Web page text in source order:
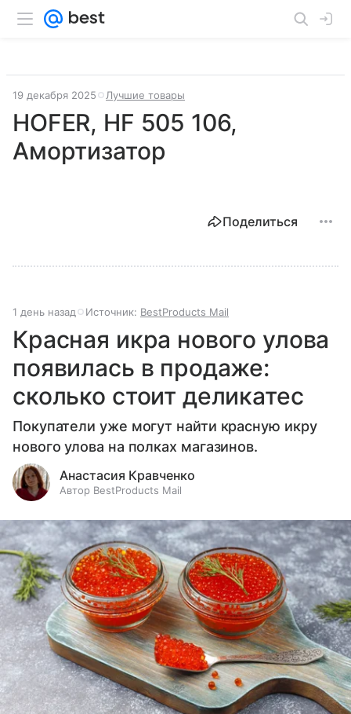
19 декабря 2025 Лучшие товары
HOFER, HF 505 106,
Амортизатор
Поделиться
1 день назад Источник: BestProducts Mail
Красная икра нового улова
появилась в продаже:
сколько стоит деликатес
Покупатели уже могут найти красную икру
нового улова на полках магазинов.
Анастасия Кравченко
Автор BestProducts Mail